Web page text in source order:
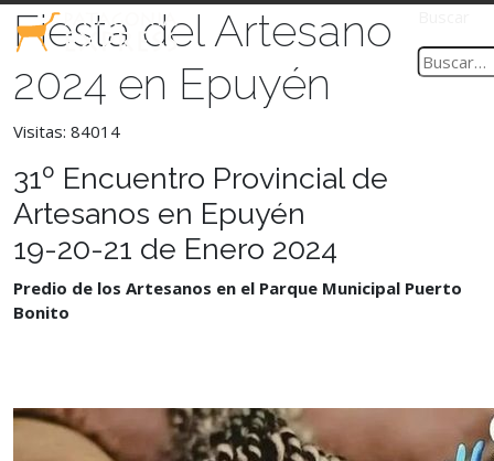
Fiesta del Artesano
2024 en Epuyén
Visitas: 84014
31º Encuentro Provincial de
Artesanos en Epuyén
19-20-21 de Enero 2024
Predio de los Artesanos en el Parque Municipal Puerto
Bonito